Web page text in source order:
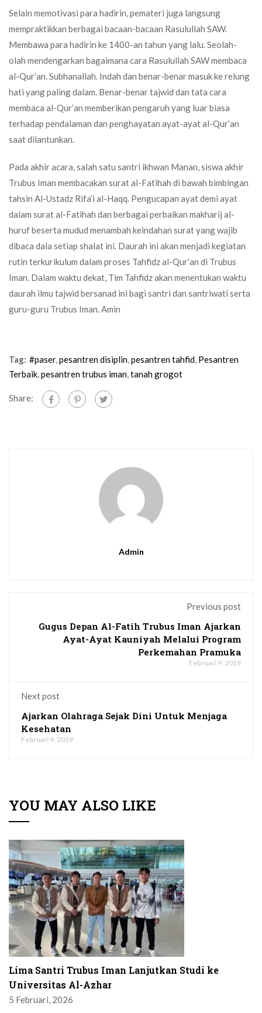
Selain memotivasi para hadirin, pemateri juga langsung
mempraktikkan berbagai bacaan-bacaan Rasulullah SAW.
Membawa para hadirin ke 1400-an tahun yang lalu. Seolah-
olah mendengarkan bagaimana cara Rasulullah SAW membaca
al-Qur’an. Subhanallah. Indah dan benar-benar masuk ke relung
hati yang paling dalam. Benar-benar tajwid dan tata cara
membaca al-Qur’an memberikan pengaruh yang luar biasa
terhadap pendalaman dan penghayatan ayat-ayat al-Qur’an
saat dilantunkan.
Pada akhir acara, salah satu santri ikhwan Manan, siswa akhir
Trubus Iman membacakan surat al-Fatihah di bawah bimbingan
tahsin Al-Ustadz Rifa’i al-Haqq. Pengucapan ayat demi ayat
dalam surat al-Fatihah dan berbagai perbaikan makharij al-
huruf beserta mudud menambah keindahan surat yang wajib
dibaca dala setiap shalat ini. Daurah ini akan menjadi kegiatan
rutin terkurikulum dalam proses Tahfidz al-Qur’an di Trubus
Iman. Dalam waktu dekat, Tim Tahfidz akan menentukan waktu
daurah ilmu tajwid bersanad ini bagi santri dan santriwati serta
guru-guru Trubus Iman. Amin
Tag: #paser,pesantren disiplin,pesantren tahfid, Pesantren
Terbaik,pesantren trubus iman,tanah grogot
Share:
Admin
Previous post
Gugus Depan Al-Fatih Trubus Iman Ajarkan
Ayat-Ayat Kauniyah Melalui Program
Perkemahan Pramuka
Februari 9, 2019
Next post
Ajarkan Olahraga Sejak Dini Untuk Menjaga
Kesehatan
Februari 9, 2019
YOU MAY ALSO LIKE
Lima Santri Trubus Iman Lanjutkan Studi ke
Universitas Al-Azhar
5 Februari, 2026